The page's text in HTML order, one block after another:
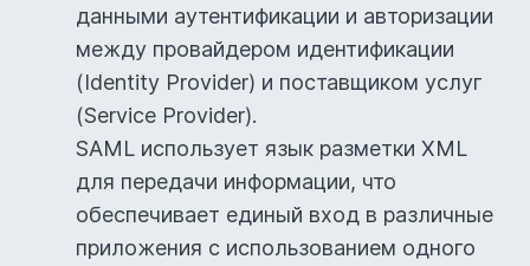
данными аутентификации и авторизации
между провайдером идентификации
(Identity Provider) и поставщиком услуг
(Service Provider).
SAML использует язык разметки XML
для передачи информации, что
обеспечивает единый вход в различные
приложения с использованием одного